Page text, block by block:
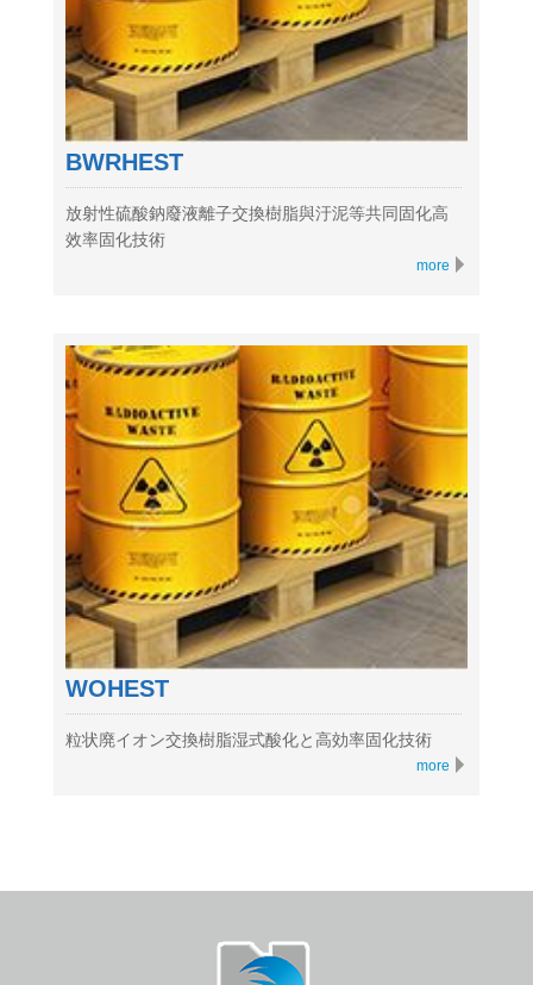
BWRHEST
放射性硫酸鈉廢液離子交換樹脂與汙泥等共同固化高
效率固化技術
more
WOHEST
粒状廃イオン交換樹脂湿式酸化と高効率固化技術
more